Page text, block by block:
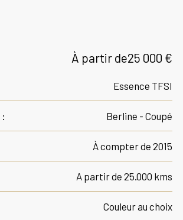
À partir de25 000 €
Essence TFSI
Berline - Coupé
À compter de 2015
A partir de 25.000 kms
Couleur au choix